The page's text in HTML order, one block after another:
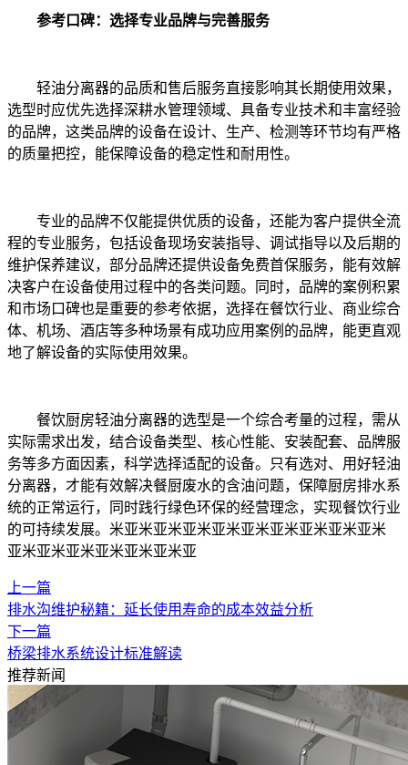
参考口碑：选择专业品牌与完善服务
轻油分离器的品质和售后服务直接影响其长期使用效果，
选型时应优先选择深耕水管理领域、具备专业技术和丰富经验
的品牌，这类品牌的设备在设计、生产、检测等环节均有严格
的质量把控，能保障设备的稳定性和耐用性。
专业的品牌不仅能提供优质的设备，还能为客户提供全流
程的专业服务，包括设备现场安装指导、调试指导以及后期的
维护保养建议，部分品牌还提供设备免费首保服务，能有效解
决客户在设备使用过程中的各类问题。同时，品牌的案例积累
和市场口碑也是重要的参考依据，选择在餐饮行业、商业综合
体、机场、酒店等多种场景有成功应用案例的品牌，能更直观
地了解设备的实际使用效果。
餐饮厨房轻油分离器的选型是一个综合考量的过程，需从
实际需求出发，结合设备类型、核心性能、安装配套、品牌服
务等多方面因素，科学选择适配的设备。只有选对、用好轻油
分离器，才能有效解决餐厨废水的含油问题，保障厨房排水系
统的正常运行，同时践行绿色环保的经营理念，实现餐饮行业
的可持续发展。米亚‍米亚‍米亚‍米亚‍米亚‍米亚‍米亚‍米亚‍米亚‍米
亚‍米亚‍米亚‍米亚‍米亚‍米亚‍米亚‍
上一篇
‌排水沟维护秘籍：延长使用寿命的成本效益分析
下一篇
桥梁排水系统设计标准解读
推荐新闻